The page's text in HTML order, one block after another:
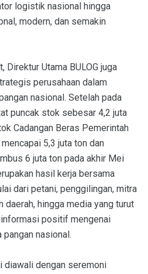
logistik nasional hingga
modern, dan semakin
Direktur Utama BULOG juga
perusahaan dalam
nasional. Setelah pada
puncak stok sebesar 4,2 juta
Cadangan Beras Pemerintah
5,3 juta ton dan
6 juta ton pada akhir Mei
hasil kerja bersama
dari petani, penggilingan, mitra
daerah, hingga media yang turut
positif mengenai
nasional.
diawali dengan seremoni